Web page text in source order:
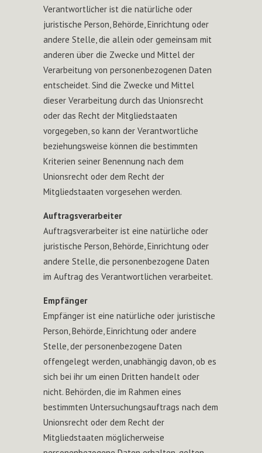
Verantwortlicher ist die natürliche oder
juristische Person, Behörde, Einrichtung oder
andere Stelle, die allein oder gemeinsam mit
anderen über die Zwecke und Mittel der
Verarbeitung von personenbezogenen Daten
entscheidet. Sind die Zwecke und Mittel
dieser Verarbeitung durch das Unionsrecht
oder das Recht der Mitgliedstaaten
vorgegeben, so kann der Verantwortliche
beziehungsweise können die bestimmten
Kriterien seiner Benennung nach dem
Unionsrecht oder dem Recht der
Mitgliedstaaten vorgesehen werden.
Auftragsverarbeiter
Auftragsverarbeiter ist eine natürliche oder
juristische Person, Behörde, Einrichtung oder
andere Stelle, die personenbezogene Daten
im Auftrag des Verantwortlichen verarbeitet.
Empfänger
Empfänger ist eine natürliche oder juristische
Person, Behörde, Einrichtung oder andere
Stelle, der personenbezogene Daten
offengelegt werden, unabhängig davon, ob es
sich bei ihr um einen Dritten handelt oder
nicht. Behörden, die im Rahmen eines
bestimmten Untersuchungsauftrags nach dem
Unionsrecht oder dem Recht der
Mitgliedstaaten möglicherweise